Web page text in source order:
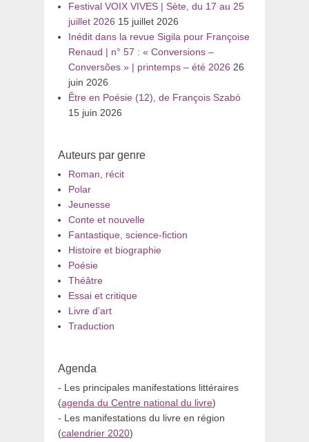
Festival VOIX VIVES | Sète, du 17 au 25
juillet 2026 15 juillet 2026
Inédit dans la revue Sigila pour Françoise
Renaud | n° 57 : « Conversions –
Conversões » | printemps – été 2026 26
juin 2026
Être en Poésie (12), de François Szabó
15 juin 2026
Auteurs par genre
Roman, récit
Polar
Jeunesse
Conte et nouvelle
Fantastique, science-fiction
Histoire et biographie
Poésie
Théâtre
Essai et critique
Livre d’art
Traduction
Agenda
- Les principales manifestations littéraires
(agenda du Centre national du livre)
- Les manifestations du livre en région
(calendrier 2020)